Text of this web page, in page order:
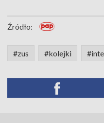
Źródło:
#zus #kolejki